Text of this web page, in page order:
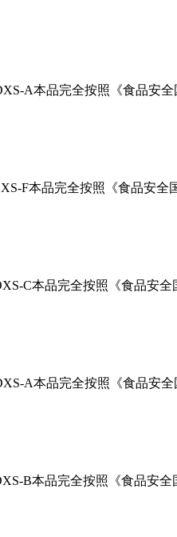
A本品完全按照《食品安
F本品完全按照《食品安全
C本品完全按照《食品安
A本品完全按照《食品安
B本品完全按照《食品安